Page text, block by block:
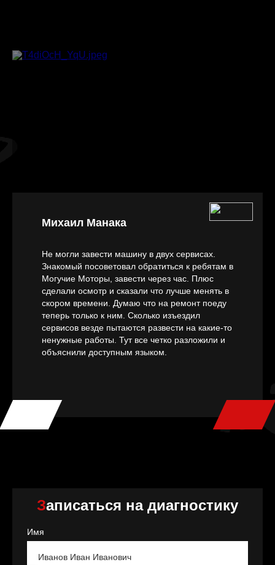
Михаил Манака
Не могли завести машину в двух сервисах.
Знакомый посоветовал обратиться к ребятам в
Могучие Моторы, завести через час. Плюс
сделали осмотр и сказали что лучше менять в
скором времени. Думаю что на ремонт поеду
теперь только к ним. Сколько изъездил
сервисов везде пытаются развести на какие-то
ненужные работы. Тут все четко разложили и
объяснили доступным языком.
Записаться на диагностику
Имя